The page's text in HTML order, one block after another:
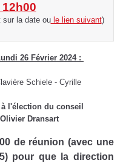
sur la date oule lien suivant)
26 Février 2024 :
Schiele - Cyrille
l'élection du conseil
Dransart
de réunion (avec une
pour que la direction